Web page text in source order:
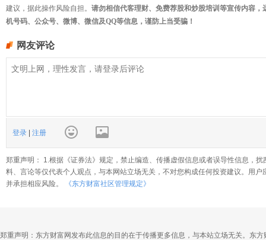
建议，据此操作风险自担。 请勿相信代客理财、免费荐股和炒股培训等宣传内容
机号码、公众号、微博、微信及QQ等信息，谨防上当受骗！
网友评论
登录 注册
郑重声明： 1.根据《证券法》规定，禁止编造、传播虚假信息或者误导性信息，
料、言论等仅代表个人观点，与本网站立场无关，不对您构成任何投资建议。用
并承担相应风险。
《东方财富社区管理规定》
郑重声明：东方财富网发布此信息的目的在于传播更多信息，与本站立场无关。东